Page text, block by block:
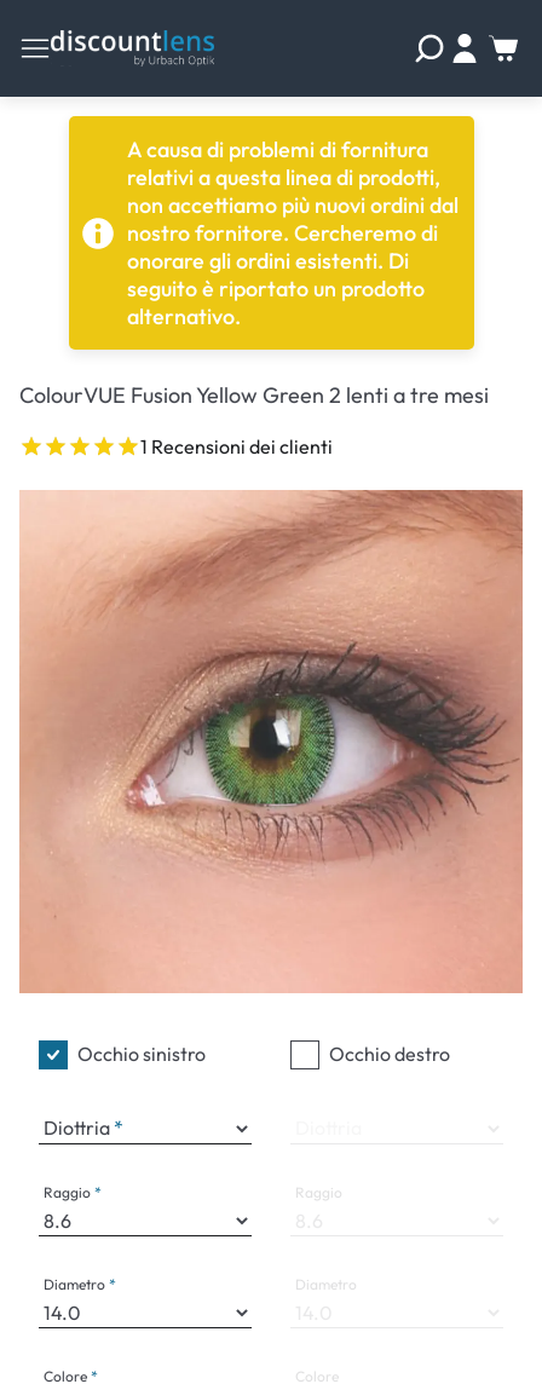
A causa di problemi di fornitura
relativi a questa linea di prodotti,
non accettiamo più nuovi ordini dal
nostro fornitore. Cercheremo di
onorare gli ordini esistenti. Di
seguito è riportato un prodotto
alternativo.
ColourVUE Fusion Yellow Green 2 lenti a tre mesi
1 Recensioni dei clienti
Occhio sinistro
Diottria
Raggio
Diametro
Colore
Occhio destro
Raggio
Diametro
Colore